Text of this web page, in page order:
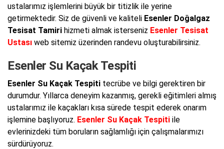
ustalarımız işlemlerini büyük bir titizlik ile yerine
getirmektedir. Siz de güvenli ve kaliteli Esenler Doğalgaz
Tesisat Tamiri hizmeti almak isterseniz Esenler Tesisat
Ustası web sitemiz üzerinden randevu oluşturabilirsiniz.
Esenler Su Kaçak Tespiti
Esenler Su Kaçak Tespiti tecrübe ve bilgi gerektiren bir
durumdur. Yıllarca deneyim kazanmış, gerekli eğitimleri almış
ustalarımız ile kaçakları kısa sürede tespit ederek onarım
işlemine başlıyoruz. Esenler Su Kaçak Tespiti ile
evlerinizdeki tüm boruların sağlamlığı için çalışmalarımızı
sürdürüyoruz.